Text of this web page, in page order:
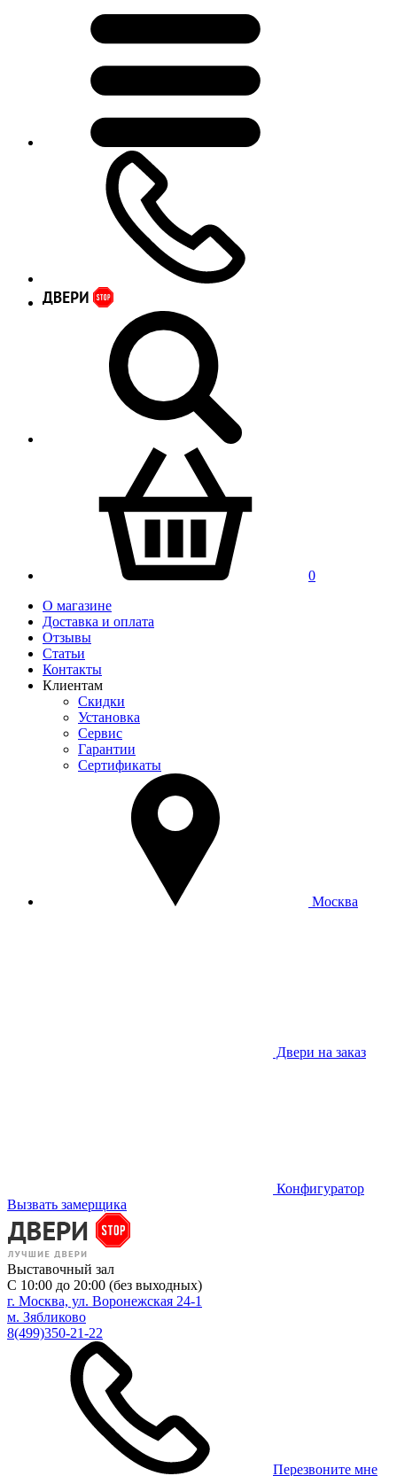
0
О магазине
Доставка и оплата
Отзывы
Статьи
Контакты
Клиентам
Скидки
Установка
Сервис
Гарантии
Сертификаты
Москва
Двери на заказ
Конфигуратор
Вызвать замерщика
Выставочный зал
С 10:00 до 20:00 (без выходных)
г. Москва, ул. Воронежская 24-1
м. Зябликово
8(499)350-21-22
Перезвоните мне